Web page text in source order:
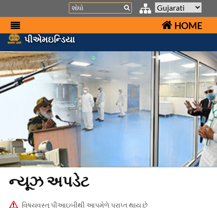
Search
HOME
પીએમઇન્ડિયા
ન્યૂઝ અપડેટ
વિષયવસ્તુ પીઆઇબીથી આપમેળે પ્રાપ્ત થાય છે